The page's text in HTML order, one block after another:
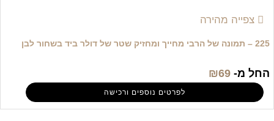
צפייה מהירה
225 – תמונה של הרבי מחייך ומחזיק שטר של דולר ביד בשחור לבן
החל מ- ₪69
לפרטים נוספים ורכישה